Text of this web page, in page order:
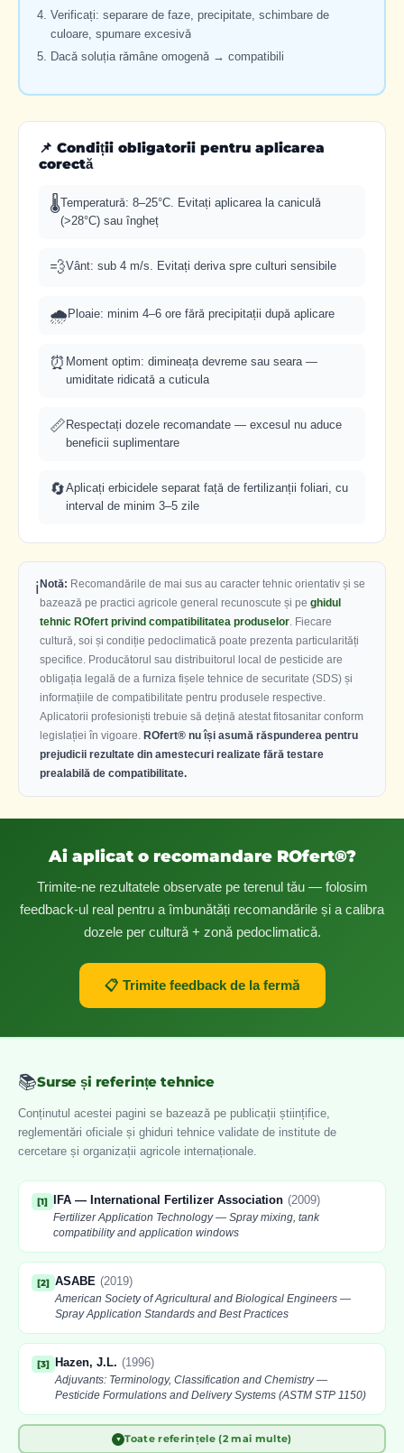
Verificați: separare de faze, precipitate, schimbare de
culoare, spumare excesivă
Dacă soluția rămâne omogenă → compatibili
📌 Condiții obligatorii pentru aplicarea
corectă
🌡️ Temperatură: 8–25°C. Evitați aplicarea la caniculă
(>28°C) sau îngheț
💨Vânt: sub 4 m/s. Evitați deriva spre culturi sensibile
🌧️ Ploaie: minim 4–6 ore fără precipitații după aplicare
⏰ Moment optim: dimineața devreme sau seara —
umiditate ridicată a cuticula
📏 Respectați dozele recomandate — excesul nu aduce
beneficii suplimentare
🔄Aplicați erbicidele separat față de fertilizanții foliari, cu
interval de minim 3–5 zile
ℹ️ Notă: Recomandările de mai sus au caracter tehnic orientativ și se
bazează pe practici agricole general recunoscute și pe ghidul
tehnic ROfert privind compatibilitatea produselor. Fiecare
cultură, soi și condiție pedoclimatică poate prezenta particularități
specifice. Producătorul sau distribuitorul local de pesticide are
obligația legală de a furniza fișele tehnice de securitate (SDS) și
informațiile de compatibilitate pentru produsele respective.
Aplicatorii profesioniști trebuie să dețină atestat fitosanitar conform
legislației în vigoare. ROfert® nu își asumă răspunderea pentru
prejudicii rezultate din amestecuri realizate fără testare
prealabilă de compatibilitate.
Ai aplicat o recomandare ROfert®?
Trimite-ne rezultatele observate pe terenul tău — folosim
feedback-ul real pentru a îmbunătăți recomandările și a calibra
dozele per cultură + zonă pedoclimatică.
📋 Trimite feedback de la fermă
📚Surse și referințe tehnice
Conținutul acestei pagini se bazează pe publicații științifice,
reglementări oficiale și ghiduri tehnice validate de institute de
cercetare și organizații agricole internaționale.
[1] IFA — International Fertilizer Association (2009)
Fertilizer Application Technology — Spray mixing, tank
compatibility and application windows
[2] ASABE (2019)
American Society of Agricultural and Biological Engineers —
Spray Application Standards and Best Practices
[3] Hazen, J.L. (1996)
Adjuvants: Terminology, Classification and Chemistry —
Pesticide Formulations and Delivery Systems (ASTM STP 1150)
Croplife International
▼ Toate referințele (2 mai multe)